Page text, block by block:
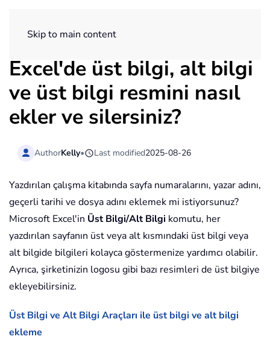
Skip to main content
Excel'de üst bilgi, alt bilgi
ve üst bilgi resmini nasıl
ekler ve silersiniz?
AuthorKelly• Last modified2025-08-26
Yazdırılan çalışma kitabında sayfa numaralarını, yazar adını,
geçerli tarihi ve dosya adını eklemek mi istiyorsunuz?
Microsoft Excel'in Üst Bilgi/Alt Bilgi komutu, her
yazdırılan sayfanın üst veya alt kısmındaki üst bilgi veya
alt bilgide bilgileri kolayca göstermenize yardımcı olabilir.
Ayrıca, şirketinizin logosu gibi bazı resimleri de üst bilgiye
ekleyebilirsiniz.
Üst Bilgi ve Alt Bilgi Araçları ile üst bilgi ve alt bilgi
ekleme